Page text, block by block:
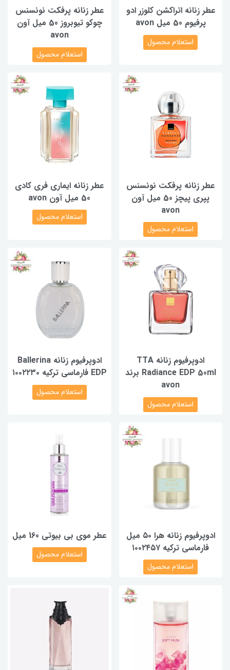
عطر زنانه اتراکشن کلوزر ادو
پرفیوم 50 میل avon
استعلام محصول
عطر زنانه پرفکت نونسنس
چوکو تیوبروز 50 میل آون
avon
استعلام محصول
عطر زنانه پرفکت نونسنس
پپری پیچز 50 میل آون
avon
استعلام محصول
عطر زنانه ایماری فری کادی
50 میل آون avon
استعلام محصول
ادوپرفیوم زنانه TTA
Radiance EDP 50ml برند
avon
استعلام محصول
ادوپرفیوم زنانه Ballerina
EDP فارماسی ترکیه ۱۰۰۲۲۳۰
استعلام محصول
ادوپرفیوم زنانه هرا ۵۰ میل
فارماسی ترکیه ۱۰۰۲۴۵۷
استعلام محصول
عطر موی بی بیوتی 160 میل
استعلام محصول